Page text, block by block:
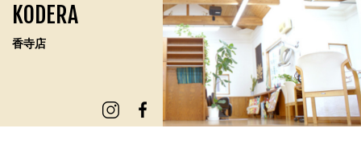
KODERA
香寺店